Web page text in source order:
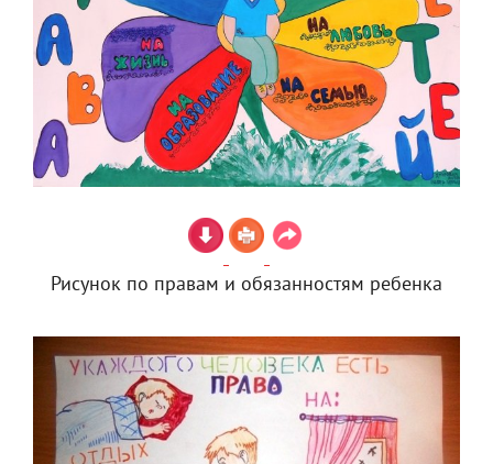
Рисунок по правам и обязанностям ребенка